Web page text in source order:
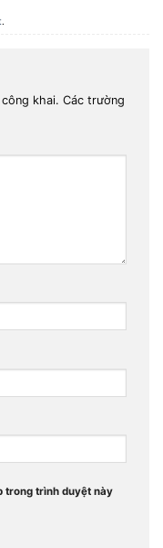
.
khai. Các trường
trong trình duyệt này